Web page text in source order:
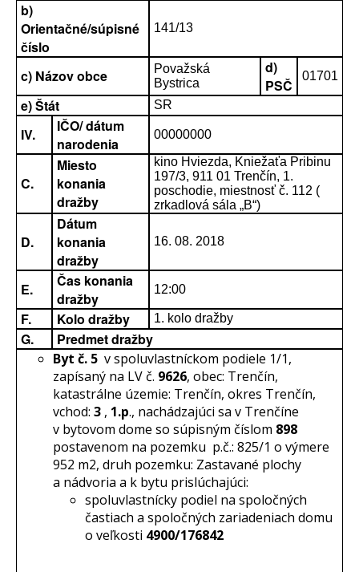
b)
Orientačné/súpisné
číslo
141/13
c) Názov obce
Považská
Bystrica
d)
PSČ
01701
e) Štát SR
IV.
IČO/ dátum
narodenia
00000000
C.
Miesto
konania
dražby
kino Hviezda, Kniežaťa Pribinu
197/3, 911 01 Trenčín, 1.
poschodie, miestnosť č. 112 (
zrkadlová sála „B“)
D.
Dátum
konania
dražby
16. 08. 2018
E.
Čas konania
dražby
12:00
F. Kolo dražby 1. kolo dražby
G. Predmet dražby
Byt č. 5 v spoluvlastníckom podiele 1/1,
zapísaný na LV č. 9626, obec: Trenčín,
katastrálne územie: Trenčín, okres Trenčín,
vchod: 3 , 1.p., nachádzajúci sa v Trenčíne
v bytovom dome so súpisným číslom 898
postavenom na pozemku p.č.: 825/1 o výmere
952 m2, druh pozemku: Zastavané plochy
a nádvoria a k bytu prislúchajúci:
spoluvlastnícky podiel na spoločných
častiach a spoločných zariadeniach domu
o veľkosti 4900/176842